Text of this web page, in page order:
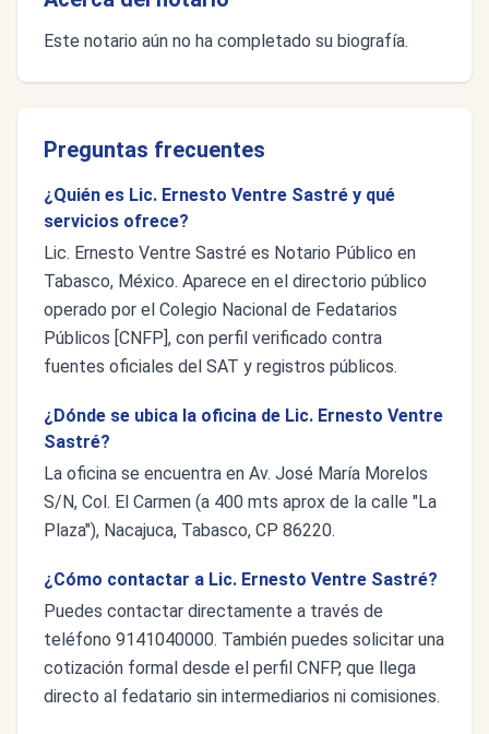
Este notario aún no ha completado su biografía.
Preguntas frecuentes
¿Quién es Lic. Ernesto Ventre Sastré y qué
servicios ofrece?
Lic. Ernesto Ventre Sastré es Notario Público en
Tabasco, México. Aparece en el directorio público
operado por el Colegio Nacional de Fedatarios
Públicos [CNFP], con perfil verificado contra
fuentes oficiales del SAT y registros públicos.
¿Dónde se ubica la oficina de Lic. Ernesto Ventre
Sastré?
La oficina se encuentra en Av. José María Morelos
S/N, Col. El Carmen (a 400 mts aprox de la calle "La
Plaza"), Nacajuca, Tabasco, CP 86220.
¿Cómo contactar a Lic. Ernesto Ventre Sastré?
Puedes contactar directamente a través de
teléfono 9141040000. También puedes solicitar una
cotización formal desde el perfil CNFP, que llega
directo al fedatario sin intermediarios ni comisiones.